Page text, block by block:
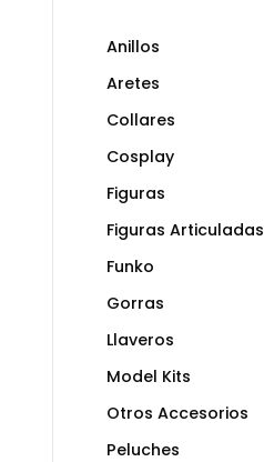
Anillos
Aretes
Collares
Cosplay
Figuras
Figuras Articuladas
Funko
Gorras
Llaveros
Model Kits
Otros Accesorios
Peluches